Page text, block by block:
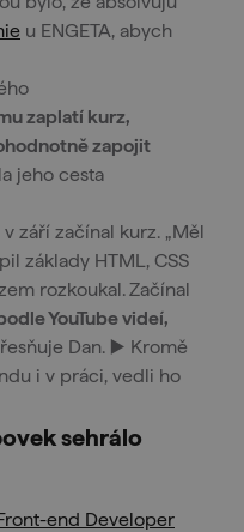
u ENGETA, abych
zaplatí kurz,
zapojit
jeho cesta
září začínal kurz. „Měl
základy HTML, CSS
rozkoukal.Začínal
YouTube videí,
Dan. ▶️ Kromě
i v práci, vedli ho
sehrálo
end Developer